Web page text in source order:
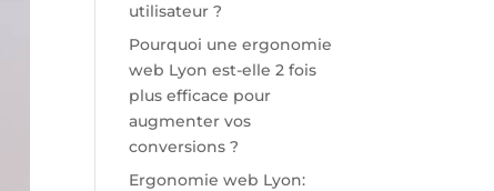
utilisateur ?
Pourquoi une ergonomie
web Lyon est-elle 2 fois
plus efficace pour
augmenter vos
conversions ?
Ergonomie web Lyon: